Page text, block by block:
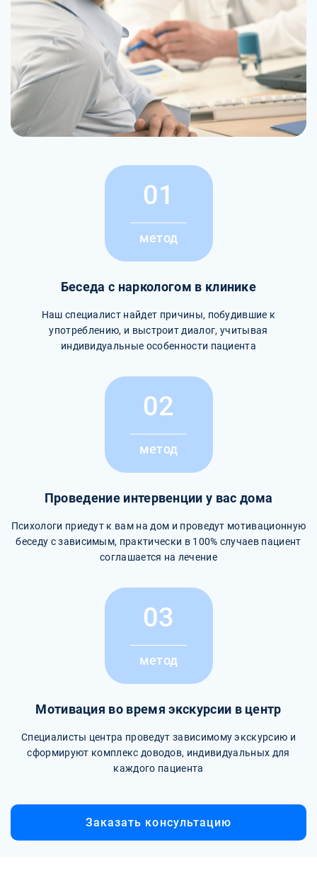
01
метод
Беседа с наркологом в клинике
Наш специалист найдет причины, побудившие к
употреблению, и выстроит диалог, учитывая
индивидуальные особенности пациента
02
метод
Проведение интервенции у вас дома
Психологи приедут к вам на дом и проведут мотивационную
беседу с зависимым, практически в 100% случаев пациент
соглашается на лечение
03
метод
Мотивация во время экскурсии в центр
Специалисты центра проведут зависимому экскурсию и
сформируют комплекс доводов, индивидуальных для
каждого пациента
Заказать консультацию